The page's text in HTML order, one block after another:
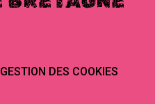
GESTION DES COOKIES